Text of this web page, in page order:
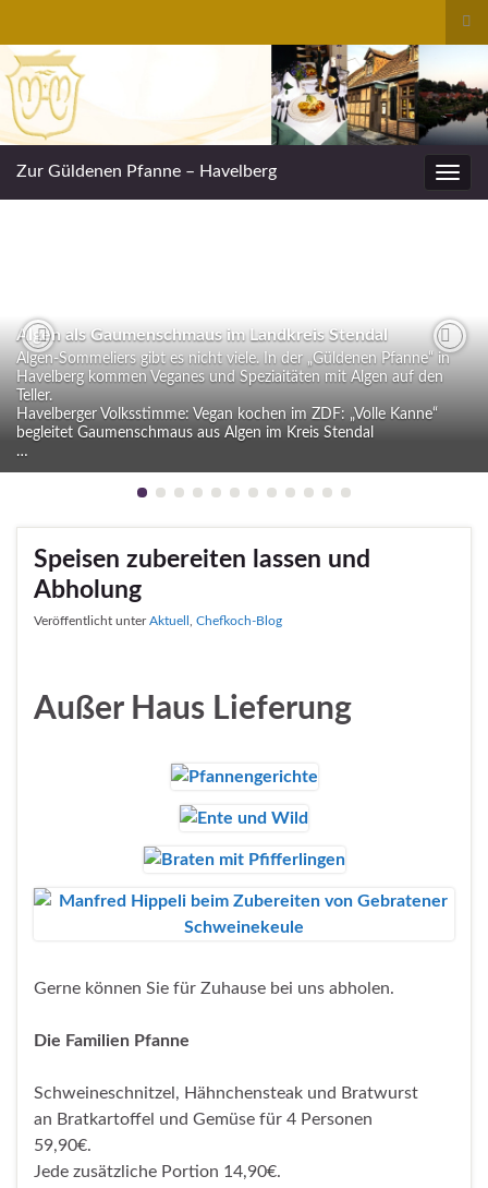
Zur Güldenen Pfanne – Havelberg
Algen als Gaumenschmaus im Landkreis Stendal
Algen-Sommeliers gibt es nicht viele. In der „Güldenen Pfanne“ in
Havelberg kommen Veganes und Speziaitäten mit Algen auf den
Teller.
Havelberger Volksstimme: Vegan kochen im ZDF: „Volle Kanne“
begleitet Gaumenschmaus aus Algen im Kreis Stendal
…
Previous
Speisen zubereiten lassen und
Abholung
Veröffentlicht unterAktuell Chefkoch-Blog
Außer Haus Lieferung
Gerne können Sie für Zuhause bei uns abholen.
Die Familien Pfanne
Schweineschnitzel, Hähnchensteak und Bratwurst
an Bratkartoffel und Gemüse für 4 Personen
59,90€.
Jede zusätzliche Portion 14,90€.